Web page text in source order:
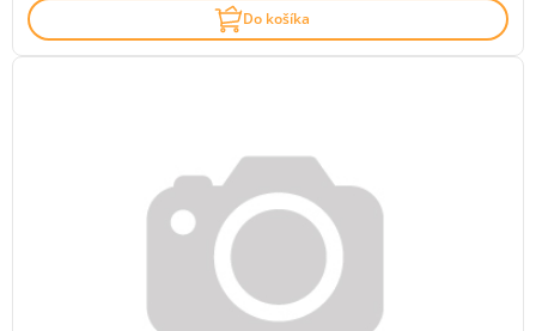
Do košíka